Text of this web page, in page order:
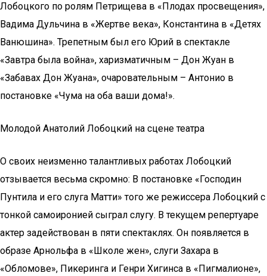
Лобоцкого по ролям Петрищева в «Плодах просвещения»,
Вадима Дульчина в «Жертве века», Константина в «Детях
Ванюшина». Трепетным был его Юрий в спектакле
«Завтра была война», харизматичным – Дон Жуан в
«Забавах Дон Жуана», очаровательным – Антонио в
постановке «Чума на оба ваши дома!».
Молодой Анатолий Лобоцкий на сцене театра
О своих неизменно талантливых работах Лобоцкий
отзывается весьма скромно: В постановке «Господин
Пунтила и его слуга Матти» того же режиссера Лобоцкий с
тонкой самоиронией сыграл слугу. В текущем репертуаре
актер задействован в пяти спектаклях. Он появляется в
образе Арнольфа в «Школе жен», слуги Захара в
«Обломове», Пикеринга и Генри Хигинса в «Пигмалионе»,